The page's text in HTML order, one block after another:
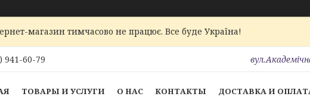
магазин тимчасово не працює. Все буде Україна!
941-60-79
ТОВАРЫ И УСЛУГИ О НАС КОНТАКТЫ ДОСТАВКА И